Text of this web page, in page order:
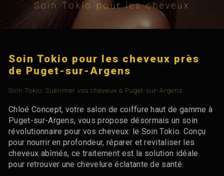
Soin Tokio pour les cheveux
Soin Tokio pour les cheveux près
de Puget-sur-Argens
Soin Tokio: Sublimer vos cheveux à Puget-sur-Argens
Chloé Concept, votre salon de coiffure haut de gamme à
Puget-sur-Argens, vous propose désormais un soin
révolutionnaire pour vos cheveux: le Soin Tokio. Conçu
pour nourrir en profondeur, réparer et revitaliser les
cheveux abîmés, ce traitement est la solution idéale
pour retrouver une chevelure éclatante de santé.